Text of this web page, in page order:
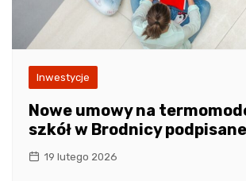
Inwestycje
Nowe umowy na
szkół w Brodnicy
19 lutego 2026